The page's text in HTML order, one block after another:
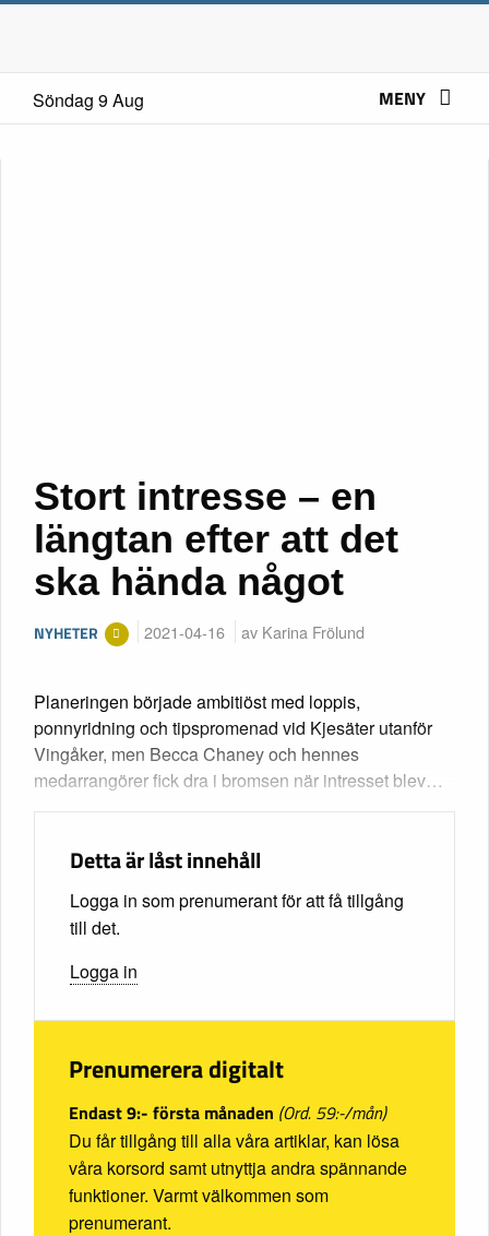
Söndag 9 Aug MENY
Stort intresse – en
längtan efter att det
ska hända något
NYHETER 2021-04-16 av Karina Frölund
Planeringen började ambitiöst med loppis,
ponnyridning och tipspromenad vid Kjesäter utanför
Vingåker, men Becca Chaney och hennes
medarrangörer fick dra i bromsen när intresset blev…
Detta är låst innehåll
Logga in som prenumerant för att få tillgång
till det.
Logga in
Prenumerera digitalt
Endast 9:- första månaden (Ord. 59:-/mån)
Du får tillgång till alla våra artiklar, kan lösa
våra korsord samt utnyttja andra spännande
funktioner. Varmt välkommen som
prenumerant.